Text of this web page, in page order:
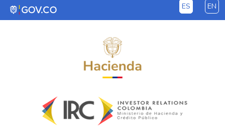
Saltar al contenido principal ES EN